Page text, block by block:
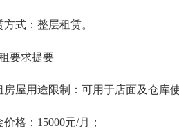
方式：整层租赁。
要求提要
房屋用途限制：可用于店面及仓库
价格：15000元/月；